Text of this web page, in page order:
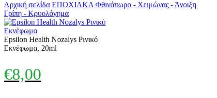
Αρχική σελίδα ΕΠΟΧΙΑΚΑ Φθινόπωρο - Χειμώνας - Άνοιξη
Γρίπη - Κρυολόγημα
Epsilon Health Nozalys Ρινικό
Εκνέφωμα, 20ml
€8,00